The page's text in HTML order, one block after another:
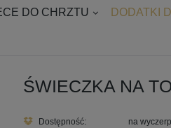
DO CHRZTU DODATKI
ŚWIECZKA NA
Dostępność:
na